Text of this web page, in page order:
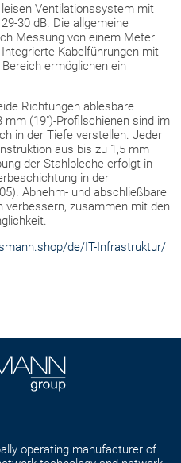
Ventilationssystem mit
30 dB. Die allgemeine
Messung von einem Meter
Kabelführungen mit
ermöglichen ein
Richtungen ablesbare
(19")-Profilschienen sind im
in der Tiefe verstellen. Jeder
aus bis zu 1,5 mm
der Stahlbleche erfolgt in
in der
Abnehm- und abschließbare
verbessern, zusammen mit den
de/IT-Infrastruktur/
operating manufacturer of